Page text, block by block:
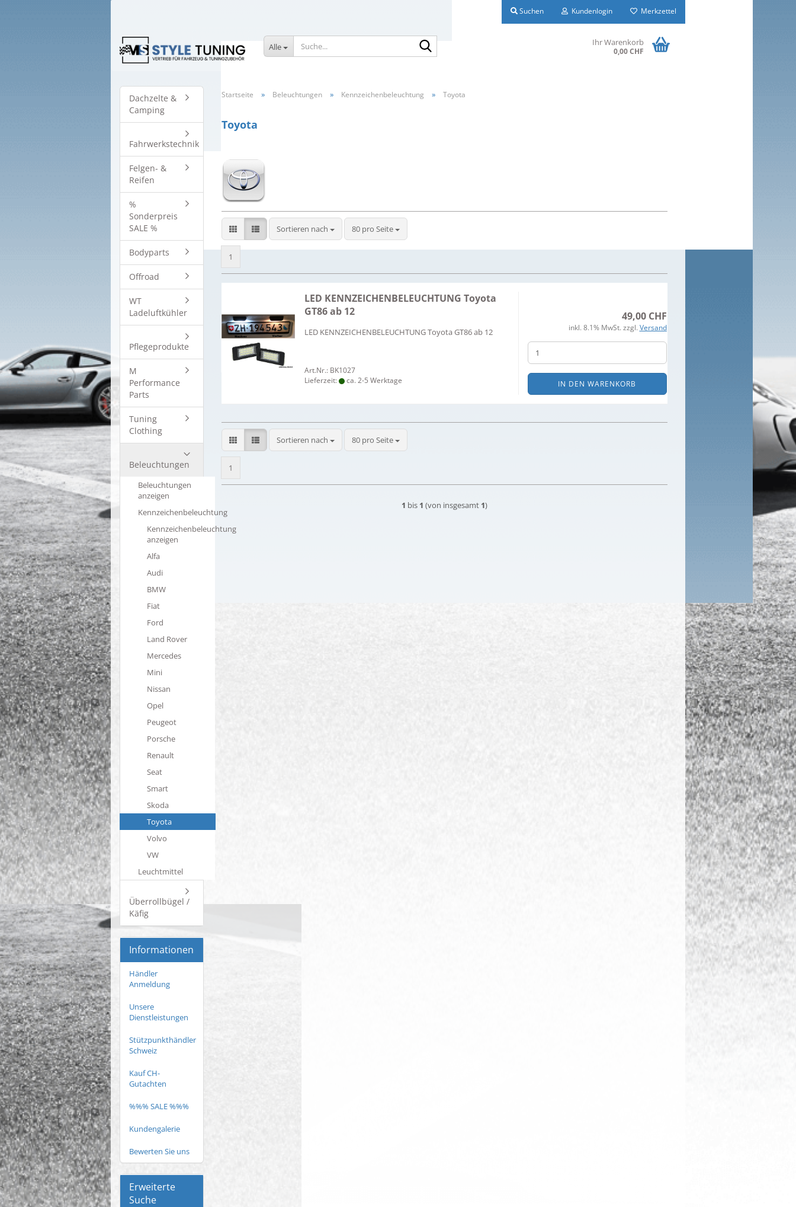
Suchen Kundenlogin Merkzettel
Alle Ihr Warenkorb
0,00 CHF
Startseite » Beleuchtungen » Kennzeichenbeleuchtung » Toyota
Toyota
Sortieren nach
Sortieren nach 80 pro Seite
pro Seite
1
LED KENNZEICHENBELEUCHTUNG Toyota
GT86 ab 12
LED KENNZEICHENBELEUCHTUNG Toyota GT86 ab 12
Art.Nr.: BK1027
Lieferzeit:
ca. 2-5 Werktage
49,00 CHF
inkl. 8.1% MwSt. zzgl. Versand
IN DEN WARENKORB
Sortieren nach
Sortieren nach 80 pro Seite
pro Seite
1
1 bis 1 (von insgesamt 1)
Dachzelte &
Camping
Fahrwerkstechnik
Felgen- &
Reifen
%
Sonderpreis
SALE %
Bodyparts
Offroad
WT
Ladeluftkühler
Pflegeprodukte
M
Performance
Parts
Tuning
Clothing
Beleuchtungen
Beleuchtungen
anzeigen
Kennzeichenbeleuchtung
Kennzeichenbeleuchtung
anzeigen
Alfa
Audi
BMW
Fiat
Ford
Land Rover
Mercedes
Mini
Nissan
Opel
Peugeot
Porsche
Renault
Seat
Smart
Skoda
Toyota
Volvo
VW
Leuchtmittel
Überrollbügel /
Käfig
Informationen
Händler
Anmeldung
Unsere
Dienstleistungen
Stützpunkthändler
Schweiz
Kauf CH-
Gutachten
%%% SALE %%%
Kundengalerie
Bewerten Sie uns
Erweiterte
Suche